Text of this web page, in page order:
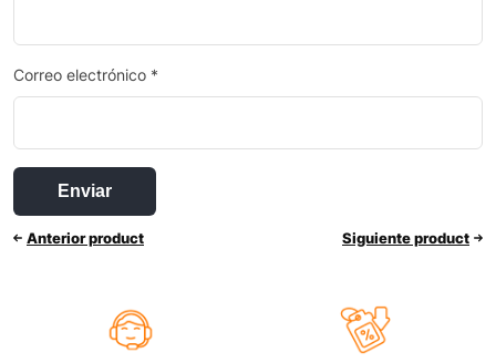
Correo electrónico *
Anterior product Siguiente product